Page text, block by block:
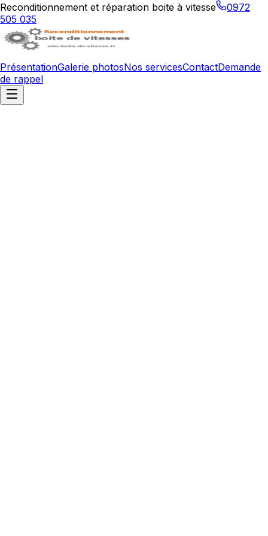
Reconditionnement et réparation boite à vitesse
0972
505 035
PrésentationGalerie photosNos servicesContactDemande
de rappel